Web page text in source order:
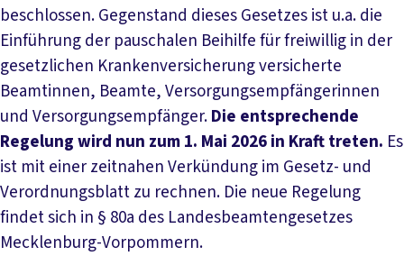
beschlossen. Gegenstand dieses Gesetzes ist u.a. die
Einführung der pauschalen Beihilfe für freiwillig in der
gesetzlichen Krankenversicherung versicherte
Beamtinnen, Beamte, Versorgungsempfängerinnen
und Versorgungsempfänger.Die entsprechende
Regelung wird nun zum 1. Mai 2026 in Kraft treten. Es
ist mit einer zeitnahen Verkündung im Gesetz- und
Verordnungsblatt zu rechnen. Die neue Regelung
findet sich in § 80a des Landesbeamtengesetzes
Mecklenburg-Vorpommern.